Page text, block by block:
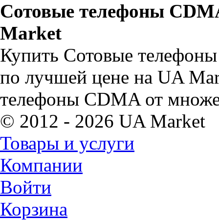
Сотовые телефоны
Market
Купить Сотовые
по лучшей цене на UA
телефоны CDMA от
© 2012 - 2026 UA Market
Товары и услуги
Компании
Войти
Корзина